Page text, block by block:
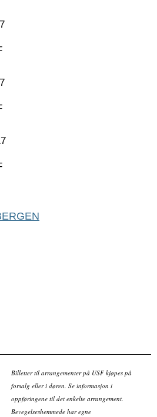
Billetter til arrangementer på USF kjøpes på
forsalg eller i døren. Se informasjon i
oppføringene til det enkelte arrangement.
Bevegelseshemmede har egne